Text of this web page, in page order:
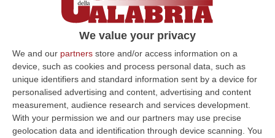
We value your privacy
We and our partners store and/or access information on a
device, such as cookies and process personal data, such as
unique identifiers and standard information sent by a device for
personalised advertising and content, advertising and content
measurement, audience research and services development.
With your permission we and our partners may use precise
geolocation data and identification through device scanning. You
09 Agosto, 7:00
All’asta Il Pallone Della “mano Di Dio” Di Maradona
“ROMA Il pallone con cui Diego Maradona segnò durante la storica
vittoria dell’Argentina sull’Inghilterra ai Mondiali del 1986 potrebbe
08 Agosto, 23:28
Milano, Vannacci Candida Il Generale Burgio